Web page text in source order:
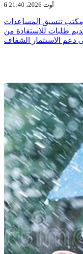
6 أوت 2026، 21:40
تنسيق المساعدات
طلبات للاستفادة من